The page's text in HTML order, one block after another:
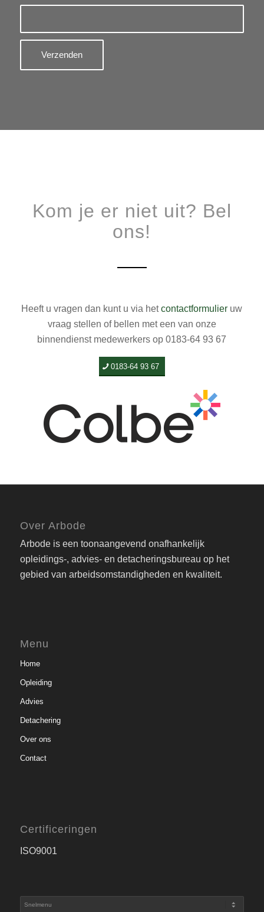
Kom je er niet uit? Bel
ons!
Heeft u vragen dan kunt u via hetcontactformulier uw
vraag stellen of bellen met een van onze
binnendienst medewerkers op 0183-64 93 67
0183-64 93 67
Over Arbode
Arbode is een toonaangevend onafhankelijk
opleidings-, advies- en detacheringsbureau op het
gebied van arbeidsomstandigheden en kwaliteit.
Menu
Home
Opleiding
Advies
Detachering
Over ons
Contact
Certificeringen
ISO9001